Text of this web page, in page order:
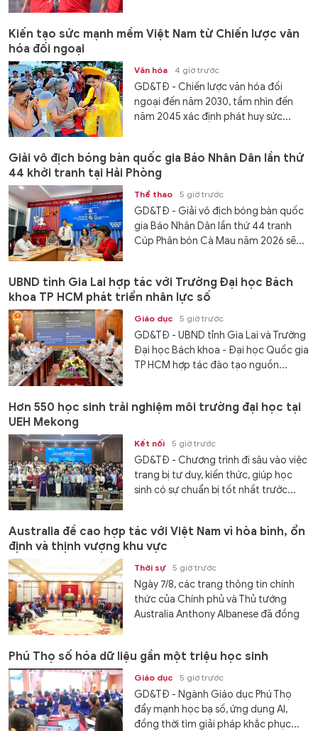
Kiến tạo sức mạnh mềm Việt Nam từ Chiến lược văn
hóa đối ngoại
Văn hóa 4 giờ trước
GD&TĐ - Chiến lược văn hóa đối
ngoại đến năm 2030, tầm nhìn đến
năm 2045 xác định phát huy sức...
Giải vô địch bóng bàn quốc gia Báo Nhân Dân lần thứ
44 khởi tranh tại Hải Phòng
Thể thao 5 giờ trước
GD&TĐ - Giải vô địch bóng bàn quốc
gia Báo Nhân Dân lần thứ 44 tranh
Cúp Phân bón Cà Mau năm 2026 sẽ...
UBND tỉnh Gia Lai hợp tác với Trường Đại học Bách
khoa TP HCM phát triển nhân lực số
Giáo dục 5 giờ trước
GD&TĐ - UBND tỉnh Gia Lai và Trường
Đại học Bách khoa - Đại học Quốc gia
TP HCM hợp tác đào tạo nguồn...
Hơn 550 học sinh trải nghiệm môi trường đại học tại
UEH Mekong
Kết nối 5 giờ trước
GD&TĐ - Chương trình đi sâu vào việc
trang bị tư duy, kiến thức, giúp học
sinh có sự chuẩn bị tốt nhất trước...
Australia đề cao hợp tác với Việt Nam vì hòa bình, ổn
định và thịnh vượng khu vực
Thời sự 5 giờ trước
Ngày 7/8, các trang thông tin chính
thức của Chính phủ và Thủ tướng
Australia Anthony Albanese đã đồng
Phú Thọ số hóa dữ liệu gần một triệu học sinh
Giáo dục 5 giờ trước
GD&TĐ - Ngành Giáo dục Phú Thọ
đẩy mạnh học bạ số, ứng dụng AI,
đồng thời tìm giải pháp khắc phục...